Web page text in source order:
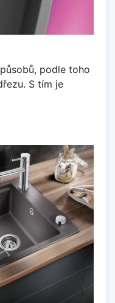
podle toho
S tím je